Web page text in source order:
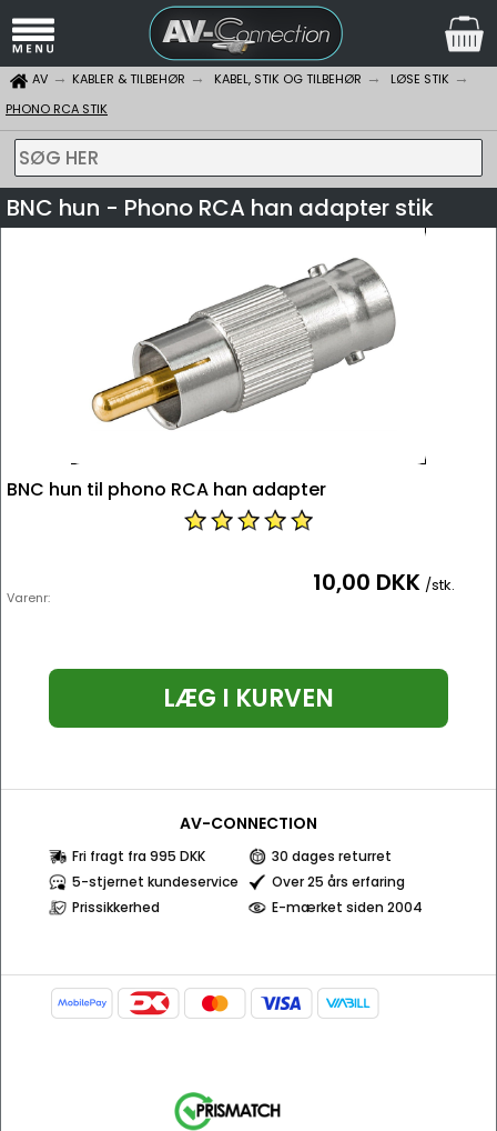
AV KABLER & TILBEHØR KABEL, STIK OG TILBEHØR
LØSE STIK
PHONO RCA STIK
SØG HER
BNC hun - Phono RCA han adapter stik
BNC hun til phono RCA han adapter
Varenr: 10,00 DKK /stk.
LÆG I KURVEN
AV-CONNECTION
Fri fragt fra 995 DKK
30 dages returret
5-stjernet kundeservice
Over 25 års erfaring
Prissikkerhed
E-mærket siden 2004